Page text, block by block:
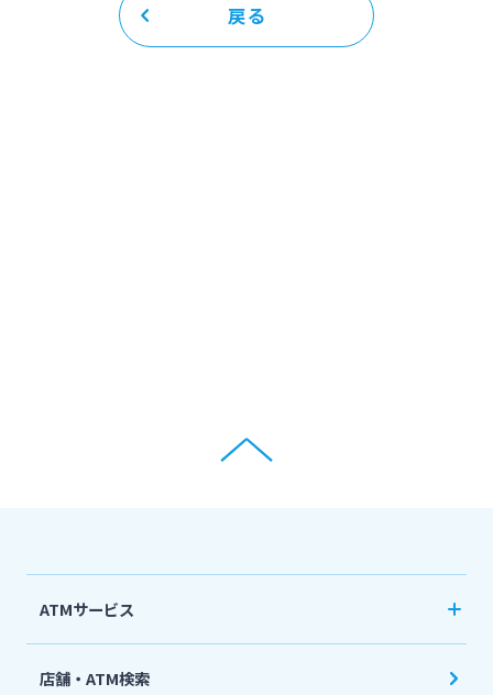
戻る
ATMサービス
店舗・ATM検索